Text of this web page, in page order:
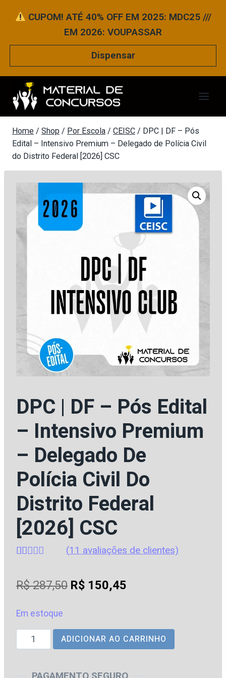
para
CUPOM! ATÉ 40% OFF EM 2025: MDC25 ///
EM 2026: VOUPASSAR
Dispensar
Home / Shop / Por Escola / CEISC / DPC | DF – Pós
Edital – Intensivo Premium – Delegado de Polícia Civil
do Distrito Federal [2026] CSC
DPC | DF – Pós Edital
– Intensivo Premium
– Delegado De
Polícia Civil Do
Distrito Federal
[2026] CSC
de 5, com
baseado
avaliações
(11 avaliações de clientes)
R$287,50 O
era:
R$ 150,45
é:
Em estoque
DPC
|
ADICIONAR AO CARRINHO